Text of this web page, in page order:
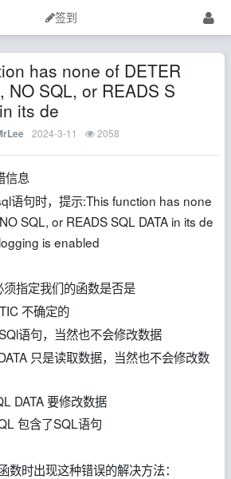
签到
has none of DETER
NO SQL, or READS S
its de
2024-3-11 2058
信息
语句时，提示:This function has none
SQL, or READS SQL DATA in its de
is enabled
指定我们的函数是否是
不确定的
语句，当然也不会修改数据
只是读取数据，当然也不会修改数
DATA 要修改数据
包含了SQL语句
数时出现这种错误的解决方法：